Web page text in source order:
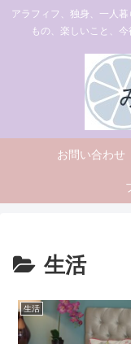
アラフィフ、独身、一人
もの、楽しいこと、
お問い合わせ
生活
生活